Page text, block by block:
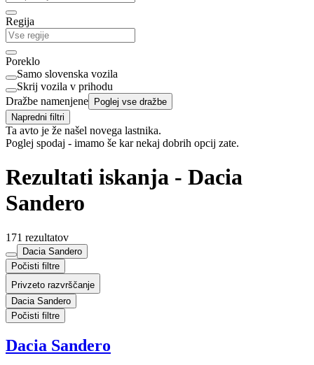
Regija
Poreklo
Samo slovenska vozila
Skrij vozila v prihodu
Dražbe namenjene Poglej vse dražbe
Napredni filtri
Ta avto je že našel novega lastnika.
Poglej spodaj - imamo še kar nekaj dobrih opcij zate.
Rezultati iskanja - Dacia
Sandero
171 rezultatov
Dacia Sandero
Počisti filtre
Privzeto razvrščanje
Dacia Sandero
Počisti filtre
Dacia Sandero